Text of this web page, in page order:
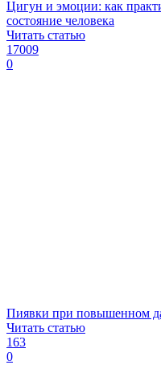
Цигун и эмоции: как
состояние человека
Читать статью
17009
0
Пиявки при повышенном
Читать статью
163
0